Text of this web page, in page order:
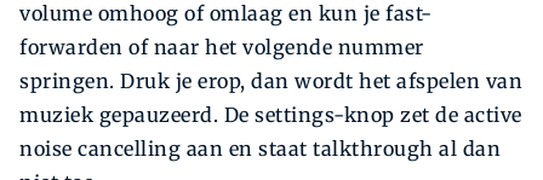
volume omhoog of omlaag en kun je fast-
forwarden of naar het volgende nummer
springen. Druk je erop, dan wordt het afspelen van
muziek gepauzeerd. De settings-knop zet de active
noise cancelling aan en staat talkthrough al dan